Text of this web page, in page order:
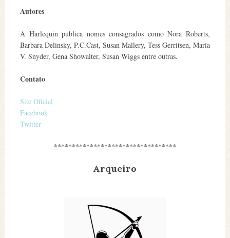
Autores
A Harlequin publica nomes consagrados como Nora Roberts,
Barbara Delinsky, P.C.Cast, Susan Mallery, Tess Gerritsen, Maria
V. Snyder, Gena Showalter, Susan Wiggs entre outras.
Contato
Site Oficial
Facebook
Twitter
**********************************
Arqueiro